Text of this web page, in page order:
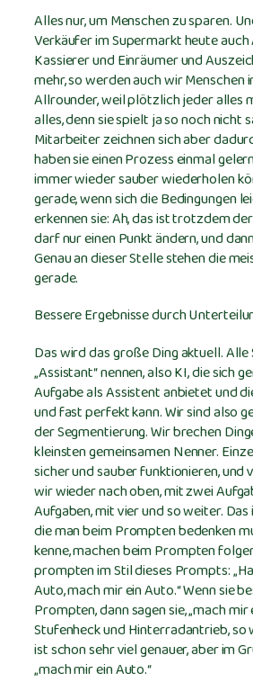
Alles nur, um Menschen zu sparen.
Verkäufer im Supermarkt heute
Kassierer und Einräumer und
mehr, so werden auch wir Menschen
Allrounder, weil plötzlich jeder alles
alles, denn sie spielt ja so noch nicht
Mitarbeiter zeichnen sich aber
haben sie einen Prozess einmal
immer wieder sauber wiederholen
gerade, wenn sich die Bedingungen
erkennen sie: Ah, das ist trotzdem
darf nur einen Punkt ändern, und
Genau an dieser Stelle stehen die
gerade.
Bessere Ergebnisse durch
Das wird das große Ding aktuell. Alle
„Assistant“ nennen, also KI, die sich
Aufgabe als Assistent anbietet und
und fast perfekt kann. Wir sind also
der Segmentierung. Wir brechen
kleinsten gemeinsamen Nenner.
sicher und sauber funktionieren, und
wir wieder nach oben, mit zwei
Aufgaben, mit vier und so weiter. Das
die man beim Prompten bedenken
kenne, machen beim Prompten
prompten im Stil dieses Prompts:
Auto, mach mir ein Auto.“ Wenn sie
Prompten, dann sagen sie, „mach
Stufenheck und Hinterradantrieb, so
ist schon sehr viel genauer, aber im
„mach mir ein Auto.“